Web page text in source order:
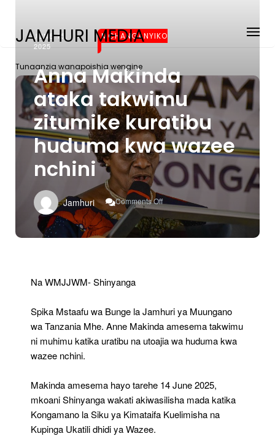
JAMHURI MEDIA
Tunaanzia wanapoishia wengine
JUNE 15,
2025
MCHANGANYIKO
Anna Makinda
ataka takwimu
zitumike kuratibu
huduma kwa wazee
nchini
Jamhuri Comments Off
On
Anna
Makinda
Ataka
Nchini
Na WMJJWM- Shinyanga
Spika Mstaafu wa Bunge la Jamhuri ya Muungano
wa Tanzania Mhe. Anne Makinda amesema takwimu
ni muhimu katika uratibu na utoajia wa huduma kwa
wazee nchini.
Makinda amesema hayo tarehe 14 June 2025,
mkoani Shinyanga wakati akiwasilisha mada katika
Kongamano la Siku ya Kimataifa Kuelimisha na
Kupinga Ukatili dhidi ya Wazee.